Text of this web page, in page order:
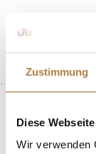
Zustimmung
Diese
Wir verwenden
Seite